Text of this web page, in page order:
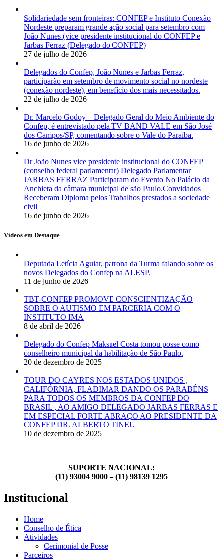
Solidariedade sem fronteiras: CONFEP e Instituto Conexão
Nordeste preparam grande ação social para setembro com
João Nunes (vice presidente institucional do CONFEP e
Jarbas Ferraz (Delegado do CONFEP)
27 de julho de 2026
Delegados do Confep, João Nunes e Jarbas Ferraz,
participarão em setembro de movimento social no nordeste
(conexão nordeste), em benefício dos mais necessitados.
22 de julho de 2026
Dr. Marcelo Godoy – Delegado Geral do Meio Ambiente do
Confep, é entrevistado pela TV BAND VALE em São José
dos Campos/SP, comentando sobre o Vale do Paraíba.
16 de junho de 2026
Dr João Nunes vice presidente institucional do CONFEP
(conselho federal parlamentar) Delegado Parlamentar
JARBAS FERRAZ Participaram do Evento No Palácio da
Anchieta da câmara municipal de são Paulo.Convidados
Receberam Diploma pelos Trabalhos prestados a sociedade
civil
16 de junho de 2026
Vídeos em Destaque
Deputada Letícia Aguiar, patrona da Turma falando sobre os
novos Delegados do Confep na ALESP.
11 de junho de 2026
TBT-CONFEP PROMOVE CONSCIENTIZAÇÃO
SOBRE O AUTISMO EM PARCERIA COM O
INSTITUTO IMA
8 de abril de 2026
Delegado do Confep Maksuel Costa tomou posse como
conselheiro municipal da habilitação de São Paulo.
20 de dezembro de 2025
TOUR DO CAYRES NOS ESTADOS UNIDOS ,
CALIFÓRNIA, FLADIMAR DANDO OS PARABÉNS
PARA TODOS OS MEMBROS DA CONFEP DO
BRASIL , AO AMIGO DELEGADO JARBAS FERRAS E
EM ESPECIAL FORTE ABRAÇO AO PRESIDENTE DA
CONFEP DR. ALBERTO TINEU
10 de dezembro de 2025
SUPORTE NACIONAL:
(11) 93004 9000 – (11) 98139 1295
Institucional
Home
Conselho de Ética
Atividades
Cerimonial de Posse
Parceiros